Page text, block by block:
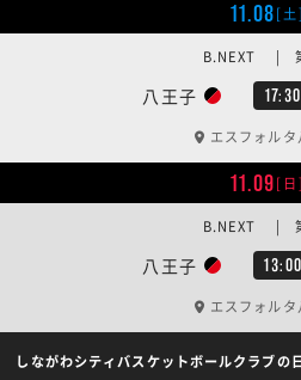
11.08[土]
八王子 17:30
B.NEXT |
エスフォルタ
11.09[日]
八王子 13:00
B.NEXT |
エスフォルタ
しながわシティバスケットボールクラブの